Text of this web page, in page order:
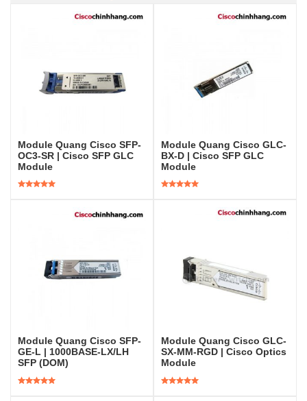
Module Quang Cisco SFP-
OC3-SR | Cisco SFP GLC
Module
Module Quang Cisco GLC-
BX-D | Cisco SFP GLC
Module
Module Quang Cisco SFP-
GE-L | 1000BASE-LX/LH
SFP (DOM)
Module Quang Cisco GLC-
SX-MM-RGD | Cisco Optics
Module